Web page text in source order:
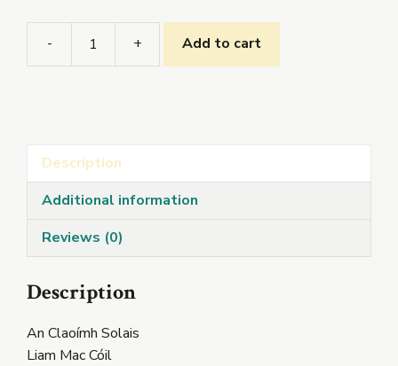
- + Add to cart
Description
Additional information
Reviews (0)
Description
An Claoímh Solais
Liam Mac Cóil